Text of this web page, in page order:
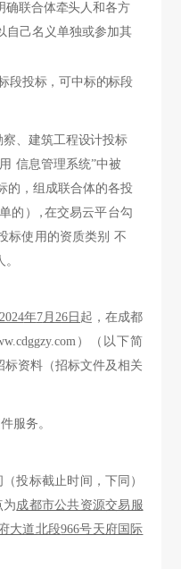
确联合体牵头人和各方
自己名义单独或参加其
段投标，可中标的标段
、建筑工程设计投标
信息管理系统”中被
的，组成联合体的各投
的 ）， 在交易云平台勾
标使用的资质类别 不
年7月 26日 起，在成都
）（以下简
标资料（招标文件及相关
服务。
投标截止时间，下同）
为成都市公共资源交易服
大道北段966号天府国际